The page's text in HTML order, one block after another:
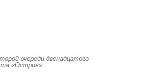
очереди двенадцатого
«Остров»